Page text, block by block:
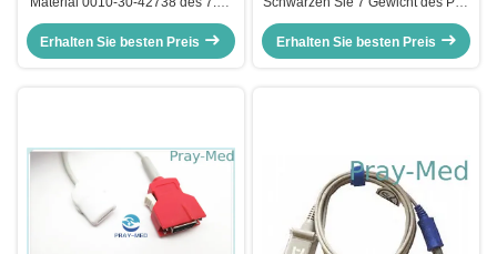
Länge -Pulsoximeter-Kabel-TPU
Erhalten Sie besten Preis
Datex Ohmeda-Pulsoximeter-
Kabel-2.4m der Längen-0.3lb
Erhalten Sie besten Preis